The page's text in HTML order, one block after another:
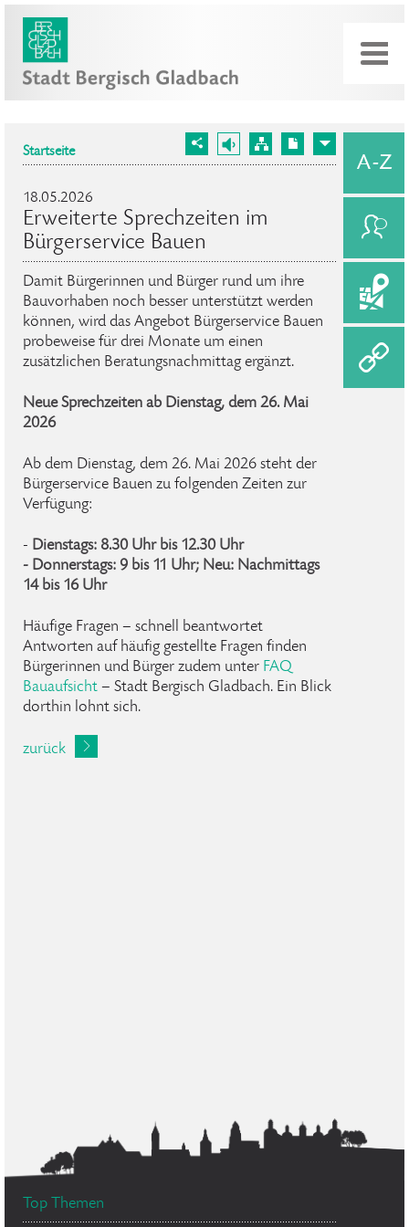
Startseite
18.05.2026
Erweiterte Sprechzeiten im
Bürgerservice Bauen
Damit Bürgerinnen und Bürger rund um ihre
Bauvorhaben noch besser unterstützt werden
können, wird das Angebot Bürgerservice Bauen
probeweise für drei Monate um einen
zusätzlichen Beratungsnachmittag ergänzt.
Neue Sprechzeiten ab Dienstag, dem 26. Mai
2026
Ab dem Dienstag, dem 26. Mai 2026 steht der
Bürgerservice Bauen zu folgenden Zeiten zur
Verfügung:
- Dienstags: 8.30 Uhr bis 12.30 Uhr
- Donnerstags: 9 bis 11 Uhr; Neu: Nachmittags
14 bis 16 Uhr
Häufige Fragen – schnell beantwortet
Antworten auf häufig gestellte Fragen finden
Bürgerinnen und Bürger zudem unter FAQ
Bauaufsicht – Stadt Bergisch Gladbach. Ein Blick
dorthin lohnt sich.
zurück
Top Themen